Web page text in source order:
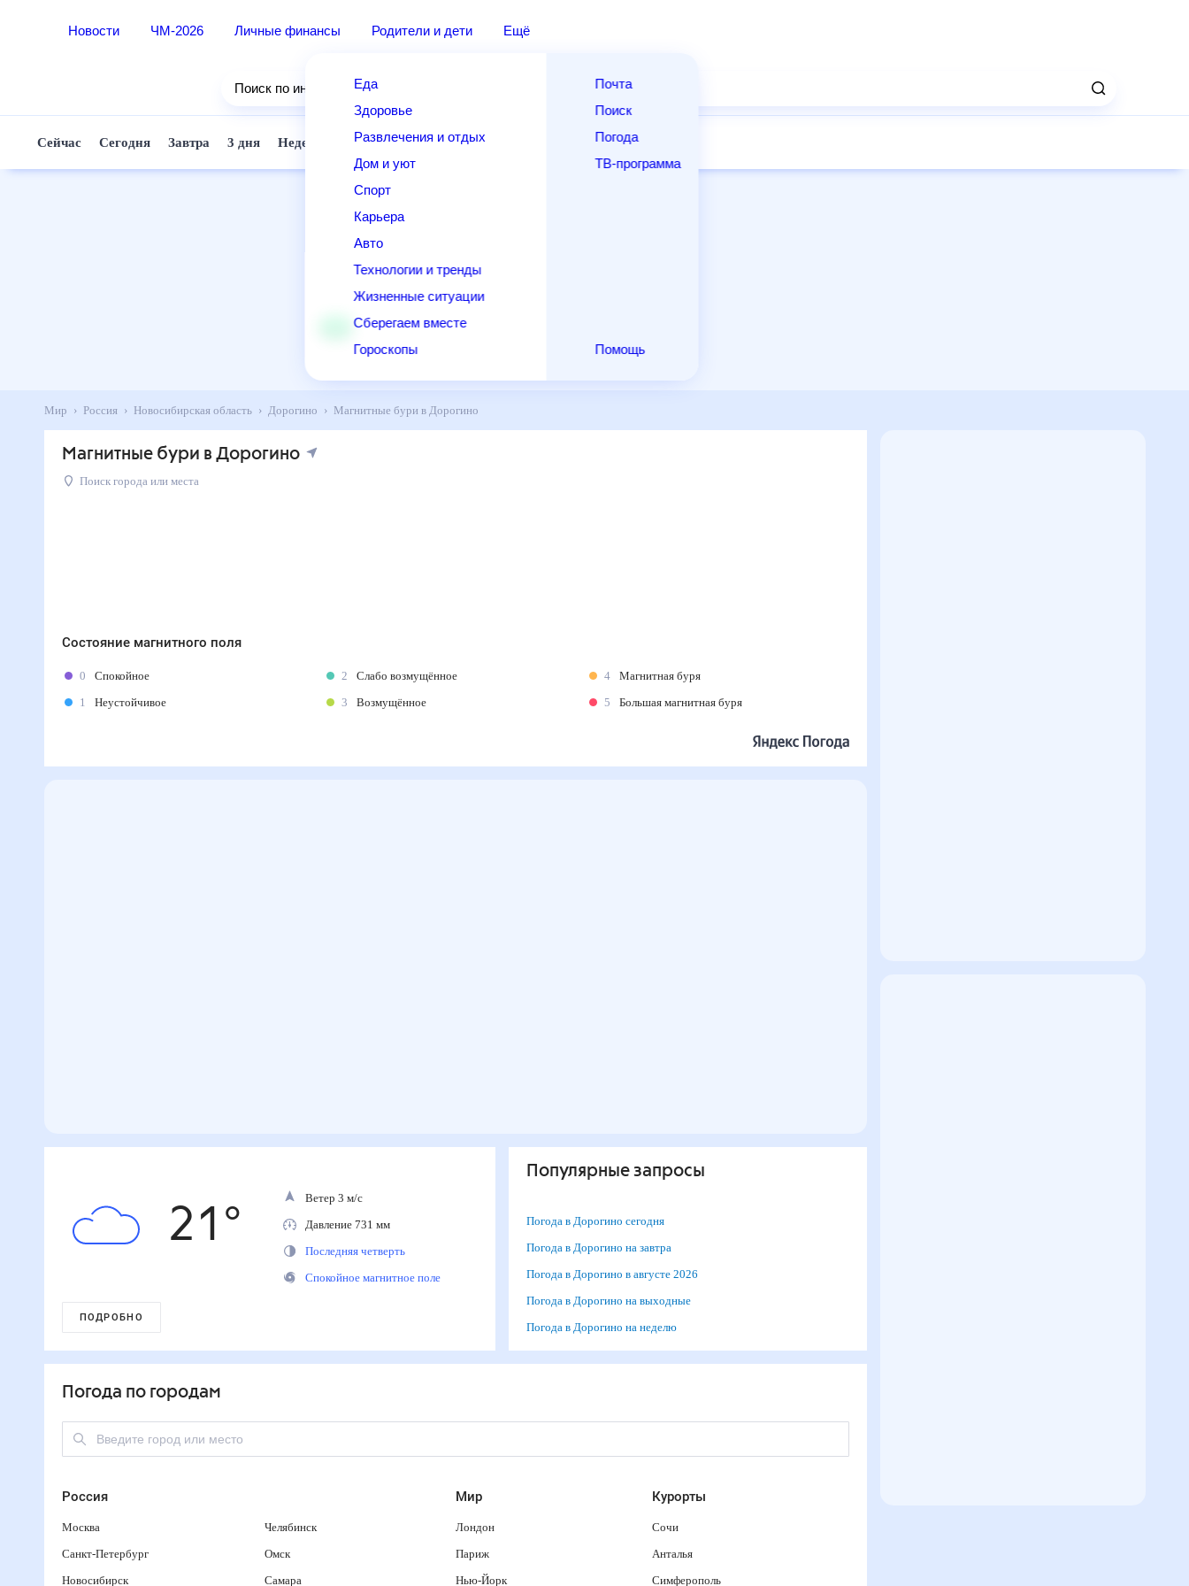
Новости ЧМ-2026 Личные финансы Родители и дети Ещё
Еда
Здоровье
Развлечения и отдых
Дом и уют
Спорт
Карьера
Авто
Технологии и тренды
Жизненные ситуации
Сберегаем вместе
Гороскопы
Почта
Поиск
Погода
ТВ-программа
Помощь
Поиск по интернету
Сейчас Сегодня Завтра 3 дня Неделя 10 дней 14 дней Выходные
Мир Россия Новосибирская область Дорогино Магнитные бури в Дорогино
Магнитные бури в Дорогино
Поиск города или места
Состояние магнитного поля
0
Спокойное
1
Неустойчивое
2
Слабо возмущённое
3
Возмущённое
4
Магнитная буря
5
Большая магнитная буря
21 °
Ветер 3 м/с
Давление 731 мм
Последняя четверть
Спокойное магнитное поле
ПОДРОБНО
Популярные запросы
Погода в Дорогино сегодня
Погода в Дорогино на завтра
Погода в Дорогино в августе 2026
Погода в Дорогино на выходные
Погода в Дорогино на неделю
Погода по городам
Россия
Москва
Санкт-Петербург
Новосибирск
Челябинск
Омск
Самара
Мир
Лондон
Париж
Нью-Йорк
Курорты
Сочи
Анталья
Симферополь